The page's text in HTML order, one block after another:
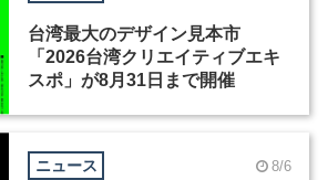
台湾最大のデザイン見本市
「2026台湾クリエイティブエキ
スポ」が8月31日まで開催
ニュース 8/6